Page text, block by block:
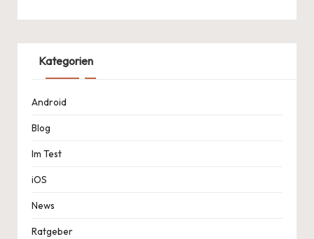
Kategorien
Android
Blog
Im Test
iOS
News
Ratgeber